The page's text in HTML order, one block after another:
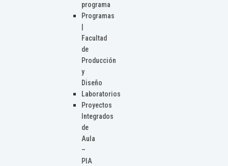
programa
Programas
Facultad
de
Producción
y
Diseño
Laboratorios
Proyectos
Integrados
de
Aula
–
PIA